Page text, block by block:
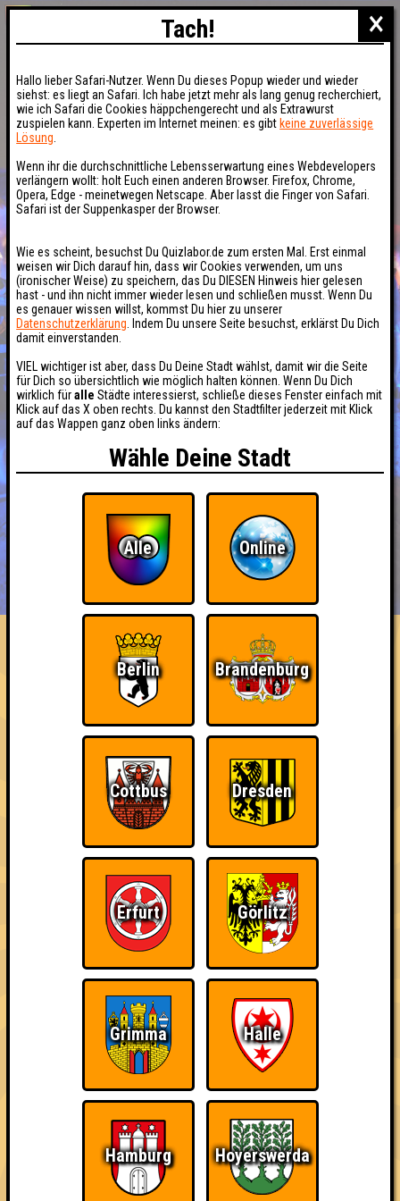
HIGHSCORE RESERVIERUNG
FAQ ÜBER UNS
QUIZLABOR Weimar #4
Weimar, wir haben ein Quiz · 20.07.2026 · Mascha
Punkte Angemeldete Teams
1. BOOMIN UNIVERSITY
×
Tach!
Hallo lieber Safari-Nutzer. Wenn Du dieses Popup wieder und wieder
siehst: es liegt an Safari. Ich habe jetzt mehr als lang genug recherchiert,
wie ich Safari die Cookies häppchengerecht und als Extrawurst
zuspielen kann. Experten im Internet meinen: es gibt keine zuverlässige
Lösung
Wenn ihr die durchschnittliche Lebensserwartung eines Webdevelopers
verlängern wollt: holt Euch einen anderen Browser. Firefox, Chrome,
Opera, Edge - meinetwegen Netscape. Aber lasst die Finger von Safari.
Safari ist der Suppenkasper der Browser.
Wie es scheint, besuchst Du Quizlabor.de zum ersten Mal. Erst einmal
weisen wir Dich darauf hin, dass wir Cookies verwenden, um uns
(ironischer Weise) zu speichern, das Du DIESEN Hinweis hier gelesen
hast - und ihn nicht immer wieder lesen und schließen musst. Wenn Du
es genauer wissen willst, kommst Du hier zu unserer
Datenschutzerklärung . Indem Du unsere Seite besuchst, erklärst Du Dich
damit einverstanden.
VIEL wichtiger ist aber, dass Du Deine Stadt wählst, damit wir die Seite
für Dich so übersichtlich wie möglich halten können. Wenn Du Dich
wirklich füralle Städte interessierst, schließe dieses Fenster einfach mit
Klick auf das X oben rechts. Du kannst den Stadtfilter jederzeit mit Klick
auf das Wappen ganz oben links ändern:
Wähle Deine Stadt
Alle Online
Berlin Brandenburg
Cottbus Dresden
Erfurt Görlitz
Grimma Halle
Hamburg Hoyerswerda